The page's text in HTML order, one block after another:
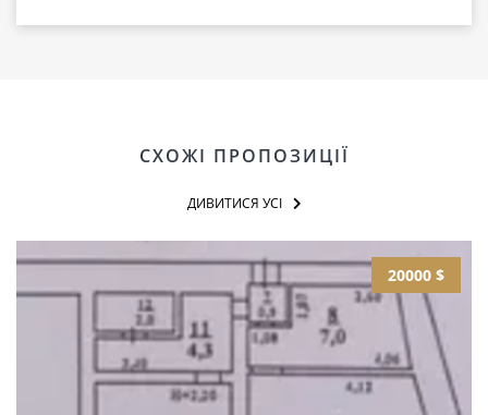
СХОЖІ ПРОПОЗИЦІЇ
ДИВИТИСЯ УСІ
20000 $